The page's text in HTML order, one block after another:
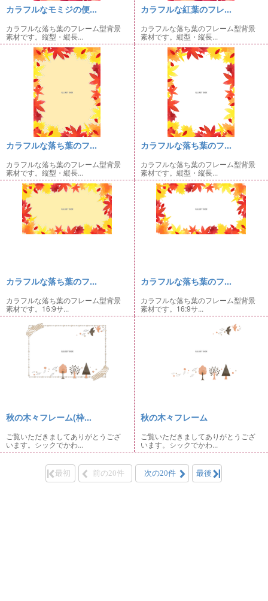
カラフルなモミジの便...
カラフルな落ち葉のフレーム型背景
素材です。縦型・縦長...
カラフルな紅葉のフレ...
カラフルな落ち葉のフレーム型背景
素材です。縦型・縦長...
カラフルな落ち葉のフ...
カラフルな落ち葉のフレーム型背景
素材です。縦型・縦長...
カラフルな落ち葉のフ...
カラフルな落ち葉のフレーム型背景
素材です。縦型・縦長...
カラフルな落ち葉のフ...
カラフルな落ち葉のフレーム型背景
素材です。16:9サ...
カラフルな落ち葉のフ...
カラフルな落ち葉のフレーム型背景
素材です。16:9サ...
秋の木々フレーム(枠...
ご覧いただきましてありがとうござ
います。シックでかわ...
秋の木々フレーム
ご覧いただきましてありがとうござ
います。シックでかわ...
最初 前の20件 次の20件 最後